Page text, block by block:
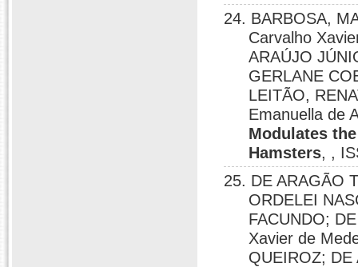
24. BARBOSA,
Carvalho
ARAÚJO
GERLANE
LEITÃO,
Emanuella de
Modulates
Hamsters, ,
25. DE ARAGÃO
ORDELEI
FACUNDO;
Xavier de
QUEIROZ; DE